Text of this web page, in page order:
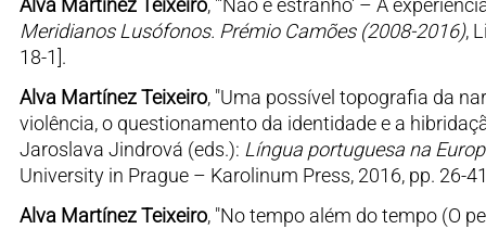
Alva Martínez Teixeiro, "'Não é estranho' – A
Meridianos Lusófonos. Prémio Camões (2008-2016),
18-1].
Alva Martínez Teixeiro, "Uma possível topografia da
violência, o questionamento da identidade e a
Jaroslava Jindrová (eds.): Língua portuguesa na
University in Prague – Karolinum Press, 2016, pp. 26-
Alva Martínez Teixeiro, "No tempo além do tempo (O